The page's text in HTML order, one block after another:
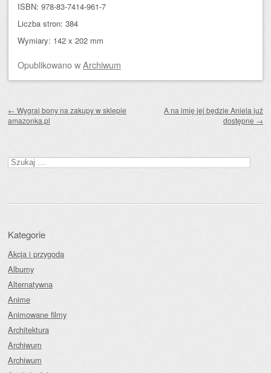
ISBN: 978-83-7414-961-7
Liczba stron: 384
Wymiary: 142 x 202 mm
OpublikowanowArchiwum
← Wygraj bony na zakupy w sklepie
amazonka.pl
A na imię jej będzie Aniela już
dostępne →
Szukaj:
Kategorie
Akcja i przygoda
Albumy
Alternatywna
Anime
Animowane filmy
Architektura
Archiwum
Archiwum